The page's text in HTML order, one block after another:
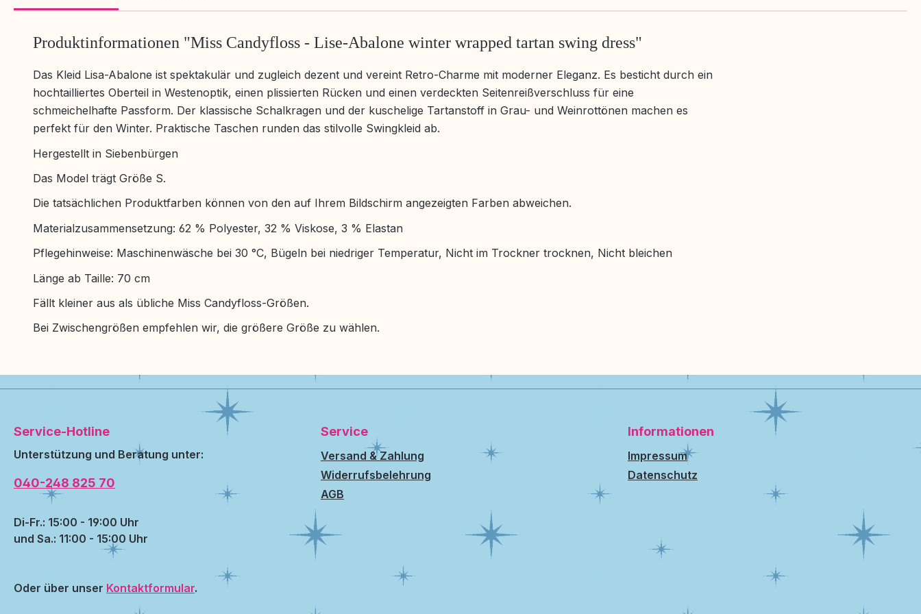
Produktinformationen "Miss Candyfloss - Lise-Abalone winter wrapped tartan swing dress"
Das Kleid Lisa-Abalone ist spektakulär und zugleich dezent und vereint Retro-Charme mit moderner Eleganz. Es besticht durch ein
hochtailliertes Oberteil in Westenoptik, einen plissierten Rücken und einen verdeckten Seitenreißverschluss für eine
schmeichelhafte Passform. Der klassische Schalkragen und der kuschelige Tartanstoff in Grau- und Weinrottönen machen es
perfekt für den Winter. Praktische Taschen runden das stilvolle Swingkleid ab.
Hergestellt in Siebenbürgen
Das Model trägt Größe S.
Die tatsächlichen Produktfarben können von den auf Ihrem Bildschirm angezeigten Farben abweichen.
Materialzusammensetzung: 62 % Polyester, 32 % Viskose, 3 % Elastan
Pflegehinweise: Maschinenwäsche bei 30 °C, Bügeln bei niedriger Temperatur, Nicht im Trockner trocknen, Nicht bleichen
Länge ab Taille: 70 cm
Fällt kleiner aus als übliche Miss Candyfloss-Größen.
Bei Zwischengrößen empfehlen wir, die größere Größe zu wählen.
Service-Hotline
Unterstützung und Beratung unter:
040-248 825 70
Di-Fr.: 15:00 - 19:00 Uhr
und Sa.: 11:00 - 15:00 Uhr
Oder über unser Kontaktformular.
Service
Versand & Zahlung
Widerrufsbelehrung
AGB
Informationen
Impressum
Datenschutz